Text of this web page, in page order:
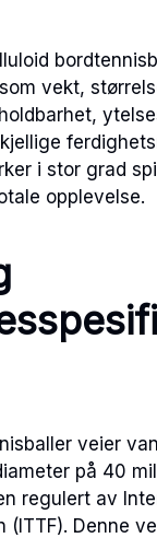
vekt,
i stor grad
opplevelse.
veier
på 40
regulert av
(ITTF). Denne